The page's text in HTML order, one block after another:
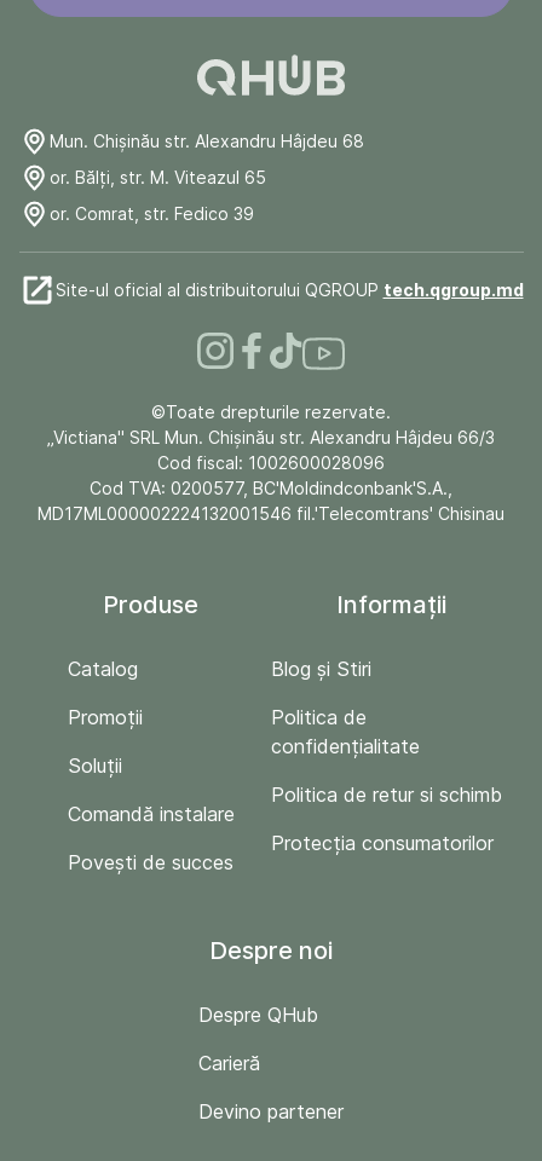
Mun. Chişinău str. Alexandru Hâjdeu 68
or. Bălți, str. M. Viteazul 65
or. Comrat, str. Fedico 39
Site-ul oficial al distribuitorului QGROUP tech.qgroup.md
©Toate drepturile rezervate.
„Victiana" SRL Mun. Chişinău str. Alexandru Hâjdeu 66/3
Cod fiscal: 1002600028096
Cod TVA: 0200577, BC'Moldindconbank'S.A.,
MD17ML000002224132001546 fil.'Telecomtrans' Chisinau
Produse
Catalog
Promoții
Soluții
Comandă instalare
Povești de succes
Informații
Blog și Stiri
Politica de
confidențialitate
Politica de retur si schimb
Protecția consumatorilor
Despre noi
Despre QHub
Carieră
Devino partener